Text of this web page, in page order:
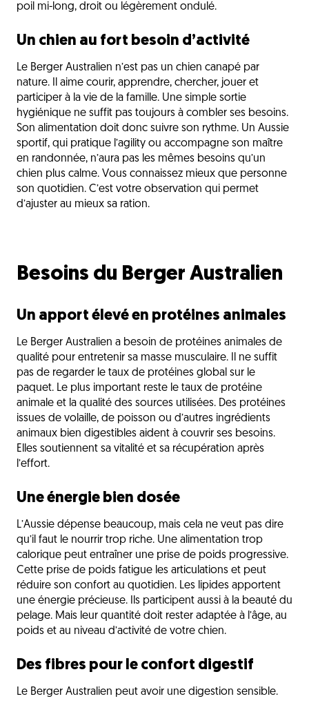
poil mi-long, droit ou légèrement ondulé.
Un chien au fort besoin d’activité
Le Berger Australien n’est pas un chien canapé par
nature. Il aime courir, apprendre, chercher, jouer et
participer à la vie de la famille. Une simple sortie
hygiénique ne suffit pas toujours à combler ses besoins.
Son alimentation doit donc suivre son rythme. Un Aussie
sportif, qui pratique l’agility ou accompagne son maître
en randonnée, n’aura pas les mêmes besoins qu’un
chien plus calme. Vous connaissez mieux que personne
son quotidien. C’est votre observation qui permet
d’ajuster au mieux sa ration.
Besoins du Berger Australien
Un apport élevé en protéines animales
Le Berger Australien a besoin de protéines animales de
qualité pour entretenir sa masse musculaire. Il ne suffit
pas de regarder le taux de protéines global sur le
paquet. Le plus important reste le taux de protéine
animale et la qualité des sources utilisées. Des protéines
issues de volaille, de poisson ou d’autres ingrédients
animaux bien digestibles aident à couvrir ses besoins.
Elles soutiennent sa vitalité et sa récupération après
l’effort.
Une énergie bien dosée
L’Aussie dépense beaucoup, mais cela ne veut pas dire
qu’il faut le nourrir trop riche. Une alimentation trop
calorique peut entraîner une prise de poids progressive.
Cette prise de poids fatigue les articulations et peut
réduire son confort au quotidien. Les lipides apportent
une énergie précieuse. Ils participent aussi à la beauté du
pelage. Mais leur quantité doit rester adaptée à l’âge, au
poids et au niveau d’activité de votre chien.
Des fibres pour le confort digestif
Le Berger Australien peut avoir une digestion sensible.